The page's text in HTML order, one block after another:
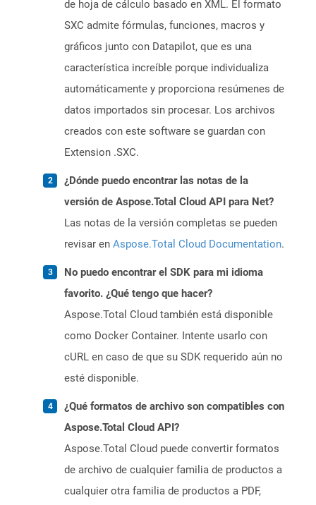
de hoja de cálculo basado en XML. El formato
SXC admite fórmulas, funciones, macros y
gráficos junto con Datapilot, que es una
característica increíble porque individualiza
automáticamente y proporciona resúmenes de
datos importados sin procesar. Los archivos
creados con este software se guardan con
Extension .SXC.
¿Dónde puedo encontrar las notas de la
versión de Aspose.Total Cloud API para Net?
Las notas de la versión completas se pueden
revisar en Aspose.Total Cloud Documentation.
No puedo encontrar el SDK para mi idioma
favorito. ¿Qué tengo que hacer?
Aspose.Total Cloud también está disponible
como Docker Container. Intente usarlo con
cURL en caso de que su SDK requerido aún no
esté disponible.
¿Qué formatos de archivo son compatibles con
Aspose.Total Cloud API?
Aspose.Total Cloud puede convertir formatos
de archivo de cualquier familia de productos a
cualquier otra familia de productos a PDF,